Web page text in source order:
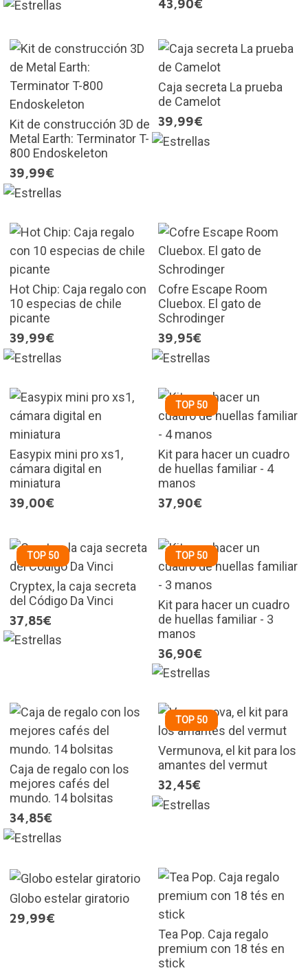
43,90€
Kit de construcción 3D de
Metal Earth: Terminator T-
800 Endoskeleton
39,99€
Caja secreta La prueba
de Camelot
39,99€
Hot Chip: Caja regalo con
10 especias de chile
picante
39,99€
Cofre Escape Room
Cluebox. El gato de
Schrodinger
39,95€
Easypix mini pro xs1,
cámara digital en
miniatura
39,00€
TOP 50
Kit para hacer un cuadro
de huellas familiar - 4
manos
37,90€
TOP 50
Cryptex, la caja secreta
del Código Da Vinci
37,85€
TOP 50
Kit para hacer un cuadro
de huellas familiar - 3
manos
36,90€
Caja de regalo con los
mejores cafés del
mundo. 14 bolsitas
34,85€
TOP 50
Vermunova, el kit para los
amantes del vermut
32,45€
Globo estelar giratorio
29,99€
Tea Pop. Caja regalo
premium con 18 tés en
stick